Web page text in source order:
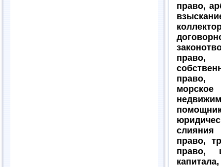
право,
право,
право,
морское
слияния
право,
право,